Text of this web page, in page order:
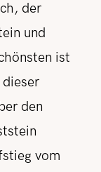
der
und
ist
dieser
den
vom